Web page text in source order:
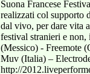
Suona Francese
realizzati col supporto
dal vivo, per dare vita
festival stranieri e
(Messico) - Freemote
Muv (Italia) –
http://